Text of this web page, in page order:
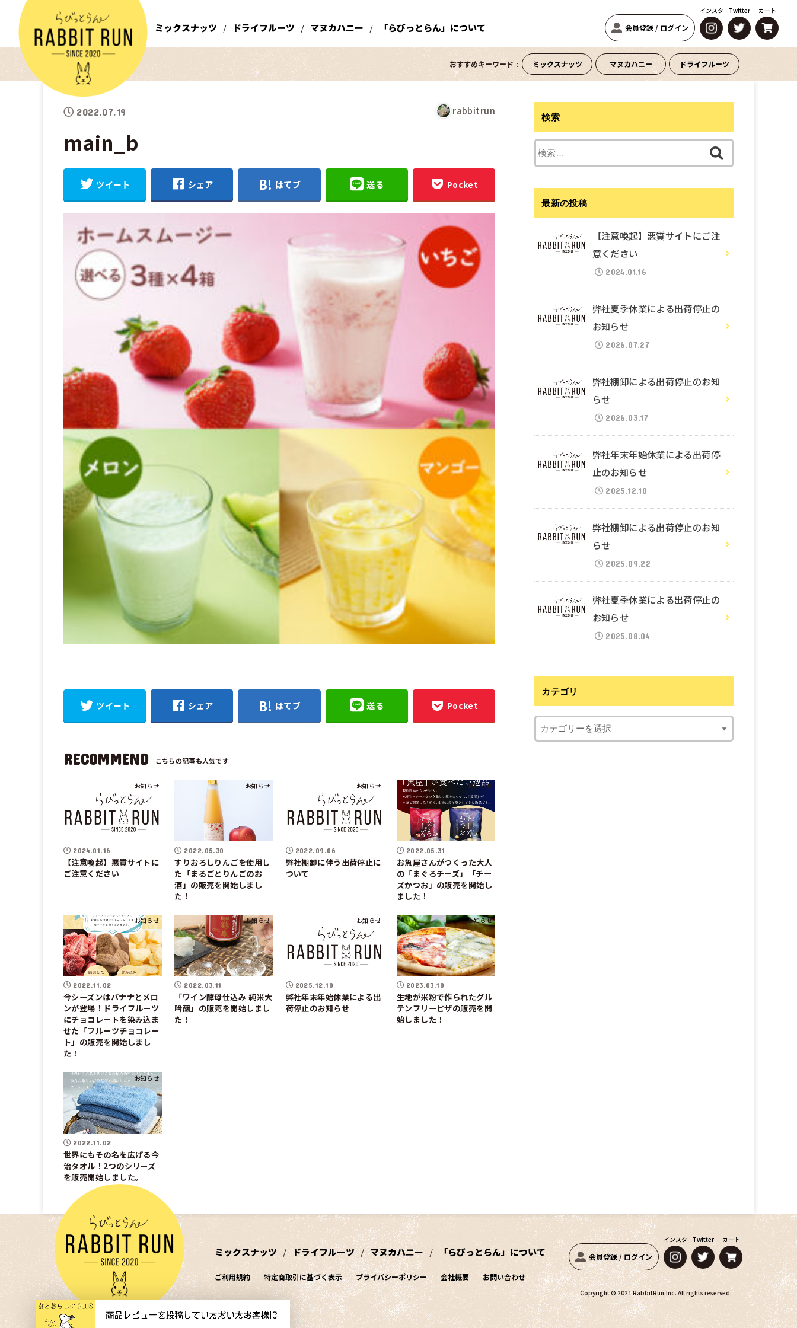
ミックスナッツ ドライフルーツ マヌカハニー 「らびっとらん」について 会員登録 / ログイン
インスタ Twitter カート
おすすめキーワード ミックスナッツ マヌカハニー ドライフルーツ
2022.07.19 rabbitrun
main_b
ツイート シェア はてブ 送る Pocket
ツイート シェア はてブ 送る Pocket
RECOMMEND
お知らせ
2024.01.16
【注意喚起】悪質サイトに
ご注意ください
お知らせ
2022.05.30
すりおろしりんごを使用し
た「まるごとりんごのお
酒」の販売を開始しまし
た！
お知らせ
2022.09.06
弊社棚卸に伴う出荷停止に
ついて
お知らせ
2022.05.31
お魚屋さんがつくった大人
の「まぐろチーズ」「チー
ズかつお」の販売を開始し
ました！
お知らせ
2022.11.02
今シーズンはバナナとメロ
ンが登場！ドライフルーツ
にチョコレートを染み込ま
せた「フルーツチョコレー
ト」の販売を開始しまし
た！
お知らせ
2022.03.11
「ワイン酵母仕込み 純米大
吟醸」の販売を開始しまし
た！
お知らせ
2025.12.10
弊社年末年始休業による出
荷停止のお知らせ
お知らせ
2023.03.10
生地が米粉で作られたグル
テンフリーピザの販売を開
始しました！
お知らせ
2022.11.02
世界にもその名を広げる今
治タオル！2つのシリーズ
を販売開始しました。
検索
索:
最新の投稿
【注意喚起】悪質サイトにご注
意ください
2024.01.16
弊社夏季休業による出荷停止の
お知らせ
2026.07.27
弊社棚卸による出荷停止のお知
らせ
2026.03.17
弊社年末年始休業による出荷停
止のお知らせ
2025.12.10
弊社棚卸による出荷停止のお知
らせ
2025.09.22
弊社夏季休業による出荷停止の
お知らせ
2025.08.04
カテゴリ
ミックスナッツ ドライフルーツ マヌカハニー 「らびっとらん」について
ご利用規約 特定商取引に基づく表示 プライバシーポリシー 会社概要 お問い合わせ
会員登録/ログイン
インスタ Twitter カート
Copyright © 2021 RabbitRun.Inc. All rights reserved.